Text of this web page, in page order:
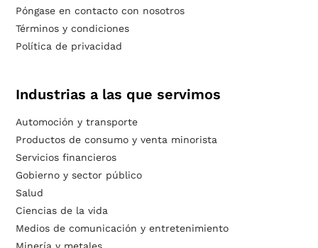
Póngase en contacto con nosotros
Términos y condiciones
Política de privacidad
Industrias a las que servimos
Automoción y transporte
Productos de consumo y venta minorista
Servicios financieros
Gobierno y sector público
Salud
Ciencias de la vida
Medios de comunicación y entretenimiento